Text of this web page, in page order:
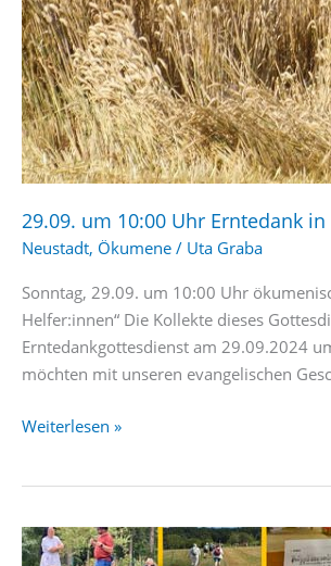
29.09. um 10:00 Uhr Erntedank
Neustadt, Ökumene / Uta Graba
Sonntag, 29.09. um 10:00 Uhr
Helfer:innen“ Die Kollekte dieses
Erntedankgottesdienst am 29.09.2024
möchten mit unseren evangelischen
29.09.
Erntedank
in
Weiterlesen »